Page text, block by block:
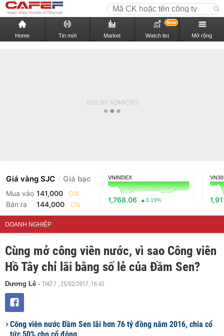
Home Tin mới Market Watch list
New
Mở rộng
Giá vàng SJC Giá bạc
Mua vào 141,000
0%
Bán ra
144,000 0%
VNINDEX
1,768.06 0.19%
VN30
DOANH NGHIỆP
Cùng mở công viên nước, vì sao Công viên
Hồ Tây chỉ lãi bằng số lẻ của Đầm Sen?
Dương Lê - THỨ 7 , 25/02/2017, 16:42
Công viên nước Đầm Sen lãi hơn 76 tỷ đồng năm 2016, chia cổ